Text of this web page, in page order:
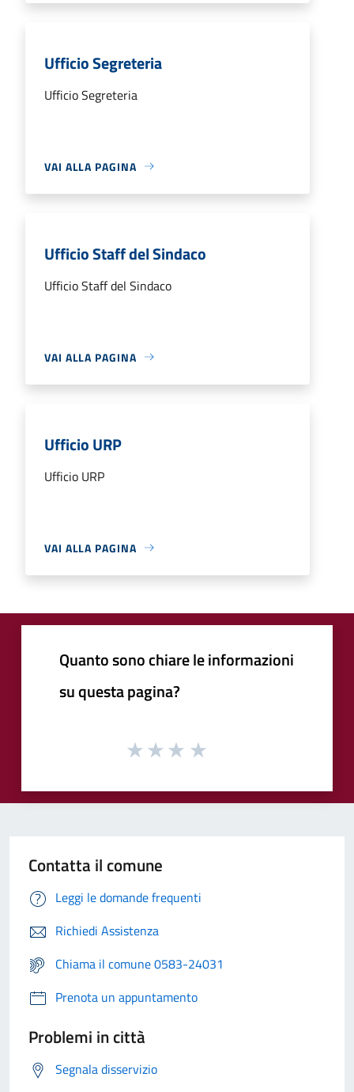
Ufficio Segreteria
Ufficio Segreteria
VAI ALLA PAGINA
Ufficio Staff del Sindaco
Ufficio Staff del Sindaco
VAI ALLA PAGINA
Ufficio URP
Ufficio URP
VAI ALLA PAGINA
Quanto sono chiare le informazioni
su questa pagina?
Contatta il comune
Leggi le domande frequenti
Richiedi Assistenza
Chiama il comune 0583-24031
Prenota un appuntamento
Problemi in città
Segnala disservizio